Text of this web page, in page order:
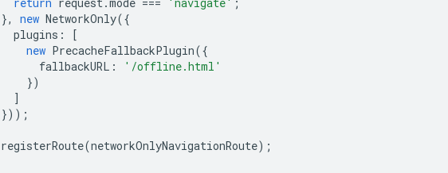
},
new NetworkOnly({
plugins :
[
new PrecacheFallbackPlugin({
fallbackURL :
'/offline.html'
})
]
}));
registerRoute(networkOnlyNavigationRoute);